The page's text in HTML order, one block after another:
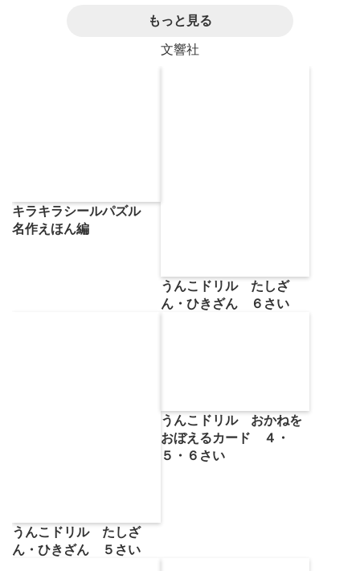
もっと見る
文響社
キラキラシールパズル
名作えほん編
うんこドリル たしざ
ん・ひきざん ６さい
うんこドリル たしざ
ん・ひきざん ５さい
うんこドリル おかねを
おぼえるカード ４・
５・６さい